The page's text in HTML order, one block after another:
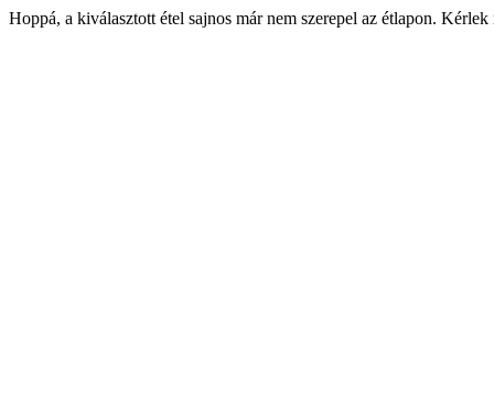
Hoppá, a kiválasztott étel sajnos már nem szerepel az étlapon.